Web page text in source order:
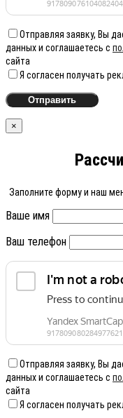
Отправляя заявку, Вы
данных и соглашаетесь с
сайта
Я согласен получать
×
Заполните форму и наш
Ваше имя
Ваш телефон
Отправляя заявку, Вы
данных и соглашаетесь с
сайта
Я согласен получать